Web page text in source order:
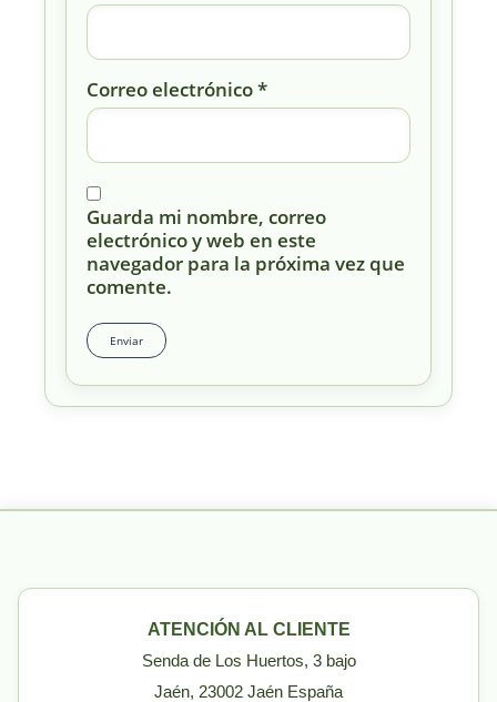
Correo electrónico*
Guarda mi nombre, correo
electrónico y web en este
navegador para la próxima vez que
comente.
ATENCIÓN AL CLIENTE
Senda de Los Huertos, 3 bajo
Jaén, 23002 Jaén España